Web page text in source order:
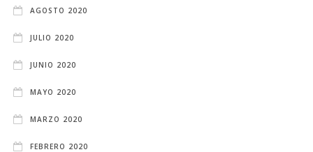
AGOSTO 2020
JULIO 2020
JUNIO 2020
MAYO 2020
MARZO 2020
FEBRERO 2020